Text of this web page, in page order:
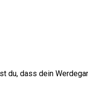
dass dein